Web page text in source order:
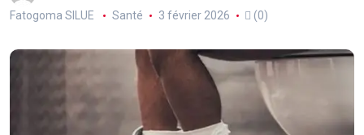
Fatogoma SILUE Santé 3 février 2026 (0)